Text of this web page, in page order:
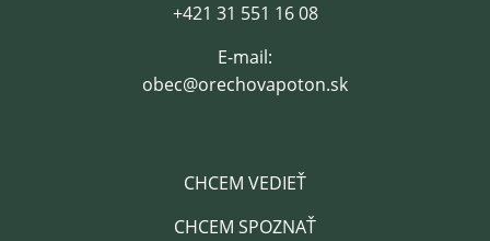
CHCEM VEDIEŤ
CHCEM SPOZNAŤ
+421 31 551 16 08
E-mail:
obec@orechovapoton.sk